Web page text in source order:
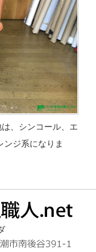
、シンコール、エ
ンジ系になりま